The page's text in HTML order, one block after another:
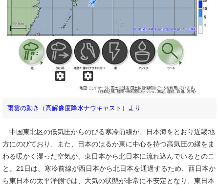
雨雲の動き（高解像度降水ナウキャスト） より
中国東北区の低気圧からのびる寒冷前線が、日本海をとおり近畿地
方にのびており、また、日本のはるか東に中心を持つ高気圧の縁をま
わる暖かく湿った空気が、東日本から北日本に流れ込んでいるとのこ
と。21日は、寒冷前線が西日本から北日本を通過するため、西日本か
ら東日本の太平洋側では、大気の状態が非常に不安定となり、東日本